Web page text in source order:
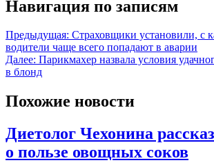
Навигация по записям
Предыдущая: Страховщики установили, с
водители чаще всего попадают в аварии
Далее: Парикмахер назвала условия
в блонд
Похожие новости
Диетолог Чехонина
о пользе овощных соков